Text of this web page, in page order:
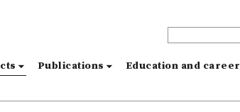
Publications Education and career